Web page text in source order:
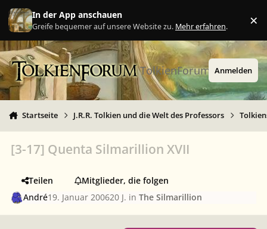
Zu Inhalt springen
In der App anschauen
Greife bequemer auf unsere Website zu. Mehr erfahren. ×
TolkienForum Anmelden
Startseite J.R.R. Tolkien und die Welt des Professors
[3-17] Quenta Silmarillion XVII
Teilen
Mitglieder, die folgen
André19. Januar 200620 J. inThe Silmarillion